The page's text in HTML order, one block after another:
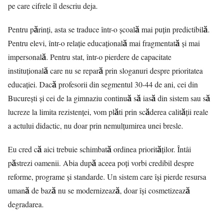
pe care cifrele îl descriu deja.
Pentru părinți, asta se traduce într-o școală mai puțin predictibilă.
Pentru elevi, într-o relație educațională mai fragmentată și mai
impersonală. Pentru stat, într-o pierdere de capacitate
instituțională care nu se repară prin sloganuri despre prioritatea
educației. Dacă profesorii din segmentul 30-44 de ani, cei din
București și cei de la gimnaziu continuă să iasă din sistem sau să
lucreze la limita rezistenței, vom plăti prin scăderea calității reale
a actului didactic, nu doar prin nemulțumirea unei bresle.
Eu cred că aici trebuie schimbată ordinea priorităților. Întâi
păstrezi oamenii. Abia după aceea poți vorbi credibil despre
reforme, programe și standarde. Un sistem care își pierde resursa
umană de bază nu se modernizează, doar își cosmetizează
degradarea.